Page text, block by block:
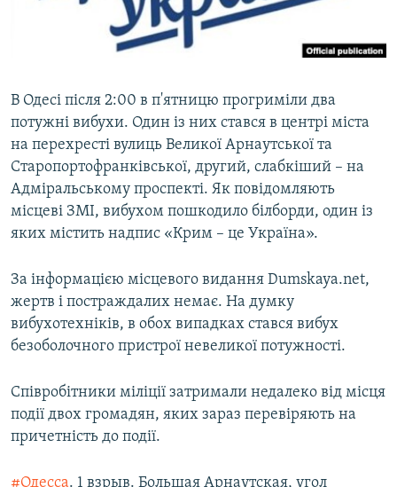
ВІДЕОУРОКИ «ELIFBE»
СВІДЧЕННЯ ОКУПАЦІЇ
ІНФОГРАФІКА
ДОЛУЧАЙСЯ!
Усі сайти RFE/RL
В Одесі після 2:00 в п'ятницю прогриміли два
потужні вибухи. Один із них стався в центрі міста
на перехресті вулиць Великої Арнаутської та
Старопортофранківської, другий, слабкіший – на
Адміральському проспекті. Як повідомляють
місцеві ЗМІ, вибухом пошкодило білборди, один із
яких містить надпис «Крим – це Україна».
За інформацією місцевого видання Dumskaya.net,
жертв і постраждалих немає. На думку
вибухотехніків, в обох випадках стався вибух
безоболочного пристрої невеликої потужності.
Співробітники міліції затримали недалеко від місця
події двох громадян, яких зараз перевіряють на
причетність до події.
#Одесса. 1 взрыв. Большая Арнаутская, угол